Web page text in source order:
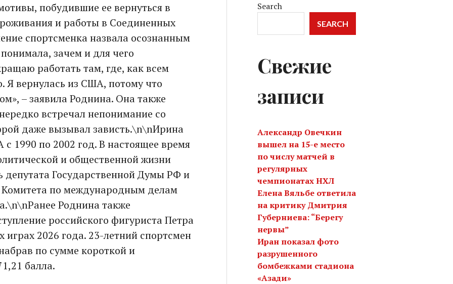
побудившие ее вернуться в
и работы в Соединенных
спортсменка назвала осознанным
зачем и для чего
работать там, где, как всем
Я вернулась из США, потому что
– заявила Роднина. Она также
встречал непонимание со
даже вызывал зависть.\n\nИрина
1990 по 2002 год. В настоящее время
и общественной жизни
депутата Государственной Думы РФ и
Комитета по международным делам
Роднина также
российского фигуриста Петра
2026 года. 23-летний спортсмен
по сумме короткой и
балла.
Search
SEARCH
Свежие
записи
Александр Овечкин
вышел на 15-е место
по числу матчей в
регулярных
чемпионатах НХЛ
Елена Вяльбе ответила
на критику Дмитрия
Губерниева: “Берегу
нервы”
Иран показал фото
разрушенного
бомбежками стадиона
«Азади»